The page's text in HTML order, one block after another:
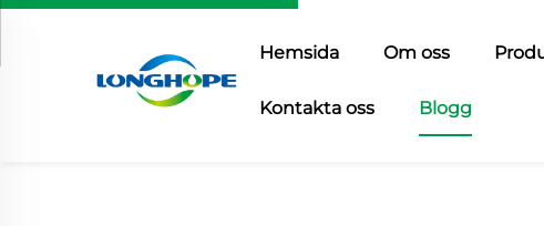
Hemsida Om oss
Kontakta oss Blogg